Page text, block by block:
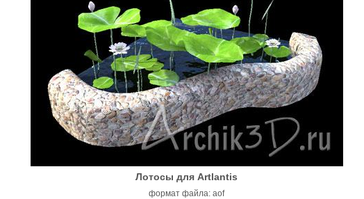
Лотосы для Artlantis
формат файла: aof